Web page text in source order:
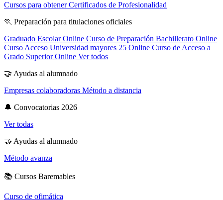
Cursos para obtener Certificados de Profesionalidad
🏃 Preparación para titulaciones oficiales
Graduado Escolar Online Curso de Preparación Bachillerato Online
Curso Acceso Universidad mayores 25 Online Curso de Acceso a
Grado Superior Online Ver todos
🤝 Ayudas al alumnado
Empresas colaboradoras Método a distancia
🔔 Convocatorias 2026
Ver todas
🤝 Ayudas al alumnado
Método avanza
📚 Cursos Baremables
Curso de ofimática